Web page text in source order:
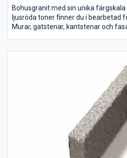
Bohusgranit med sin unika
ljusröda toner finner du i bearbetad
Murar, gatstenar, kantstenar och